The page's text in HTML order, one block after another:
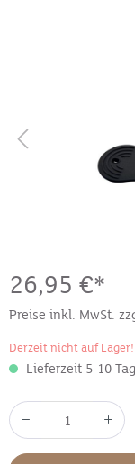
26,95 €*
Preise inkl. MwSt.
Derzeit nicht auf Lager!
Lieferzeit 5-10